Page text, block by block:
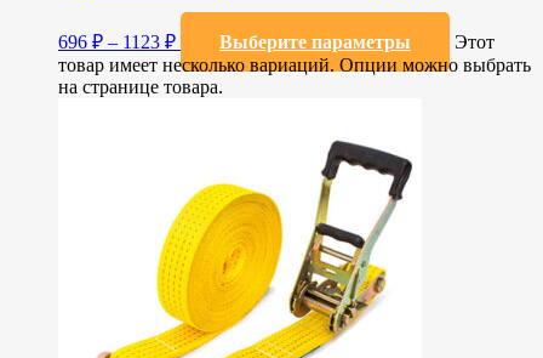
696 ₽ – 1123 ₽ Выберите параметры
Этот
товар имеет несколько вариаций. Опции можно выбрать
на странице товара.